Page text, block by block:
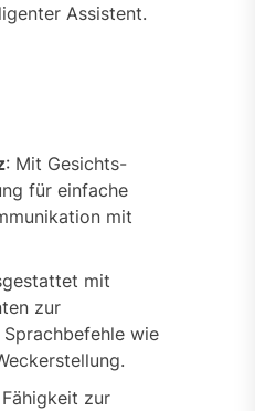
Assistent.
: Mit Gesichts-
für einfache
mit
mit
zur
wie
Fähigkeit zur